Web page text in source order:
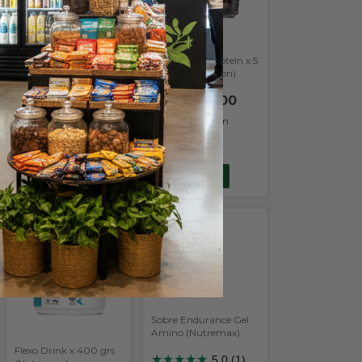
Energy Gel Amino x 32
g (Ultratech)
★★★★★ 4.0 (1)
$3.400,00
$3.060,00con
Transferencia o
depósito
COMPRAR
100% Whey Protein x 5
lb (Gold Nutrition)
$240.300,00
$216.270,00con
Transferencia o
depósito
COMPRAR
Flexo Drink x 400 grs
Sobre Endurance Gel
Amino (Nutremax)